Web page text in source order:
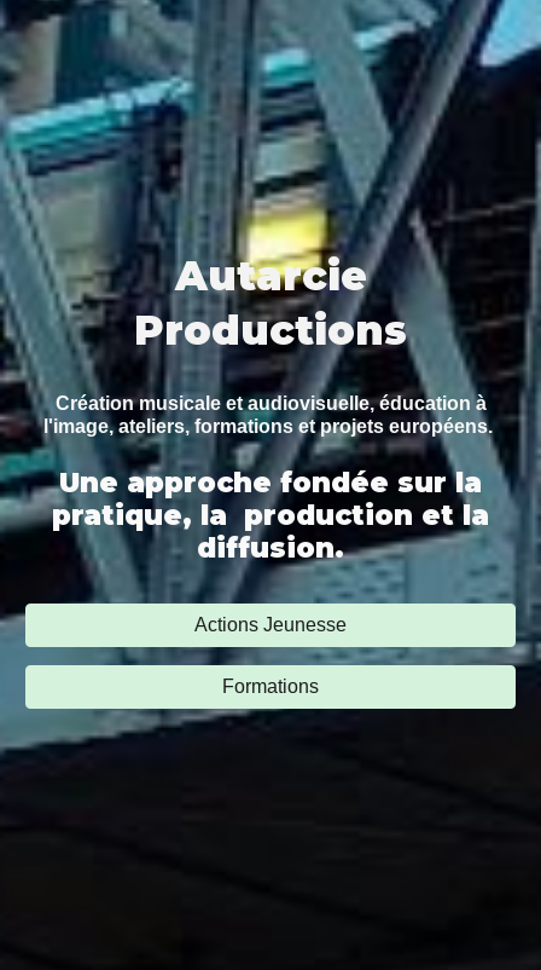
Autarcie
Productions
Création musicale et audiovisuelle, éducation à
l'image, ateliers, formations et projets européens.
Une approche fondée sur la
pratique, la production et la
diffusion.
Actions Jeunesse
Formations